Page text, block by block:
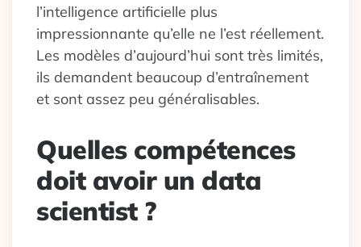
l’intelligence artificielle plus
impressionnante qu’elle ne l’est réellement.
Les modèles d’aujourd’hui sont très limités,
ils demandent beaucoup d’entraînement
et sont assez peu généralisables.
Quelles compétences
doit avoir un data
scientist ?